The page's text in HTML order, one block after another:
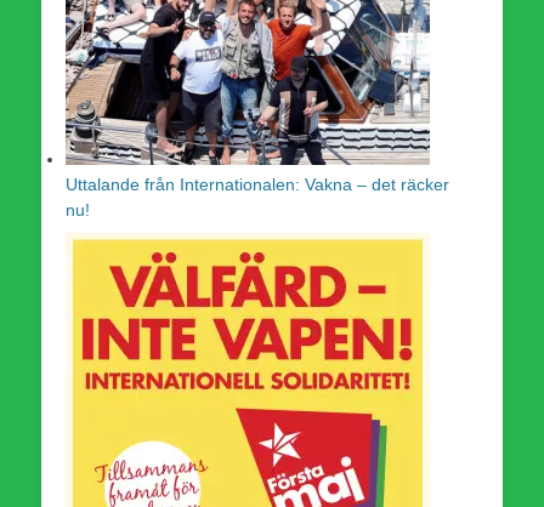
Uttalande från Internationalen: Vakna – det räcker
nu!